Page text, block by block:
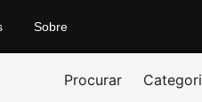
Sobre
Procurar